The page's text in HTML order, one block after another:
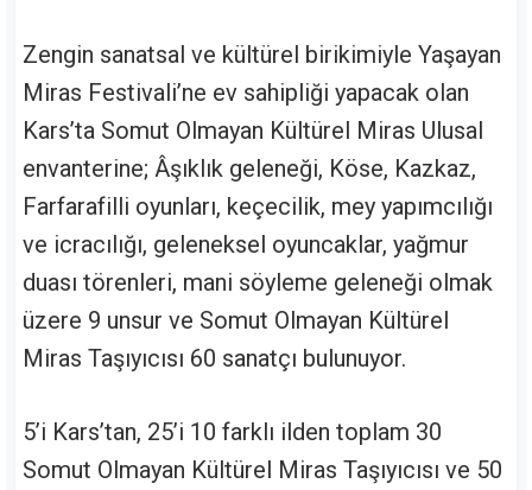
Zengin sanatsal ve kültürel birikimiyle Yaşayan
Miras Festivali’ne ev sahipliği yapacak olan
Kars’ta Somut Olmayan Kültürel Miras Ulusal
envanterine; Âşıklık geleneği, Köse, Kazkaz,
Farfarafilli oyunları, keçecilik, mey yapımcılığı
ve icracılığı, geleneksel oyuncaklar, yağmur
duası törenleri, mani söyleme geleneği olmak
üzere 9 unsur ve Somut Olmayan Kültürel
Miras Taşıyıcısı 60 sanatçı bulunuyor.
5’i Kars’tan, 25’i 10 farklı ilden toplam 30
Somut Olmayan Kültürel Miras Taşıyıcısı ve 50